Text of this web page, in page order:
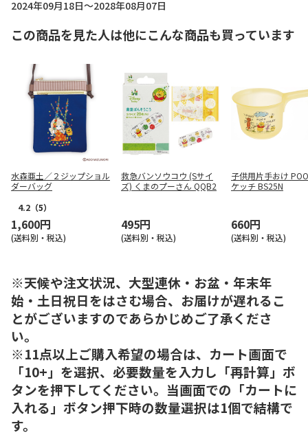
2024年09月18日～2028年08月07日
この商品を見た人は他にこんな商品も買っています
水森亜土／２ジップショル
ダーバッグ
4.2 （5）
1,600円
(送料別・税込)
救急バンソウコウ (Sサイ
ズ) くまのプーさん QQB2
495円
(送料別・税込)
子供用片手おけ
ケッチ BS25N
660円
(送料別・税込)
※天候や注文状況、大型連休・お盆・年末年
始・土日祝日をはさむ場合、お届けが遅れるこ
とがございますのであらかじめご了承くださ
い。
※11点以上ご購入希望の場合は、カート画面で
「10+」を選択、必要数量を入力し「再計算」ボ
タンを押下してください。当画面での「カートに
入れる」ボタン押下時の数量選択は1個で結構で
す。